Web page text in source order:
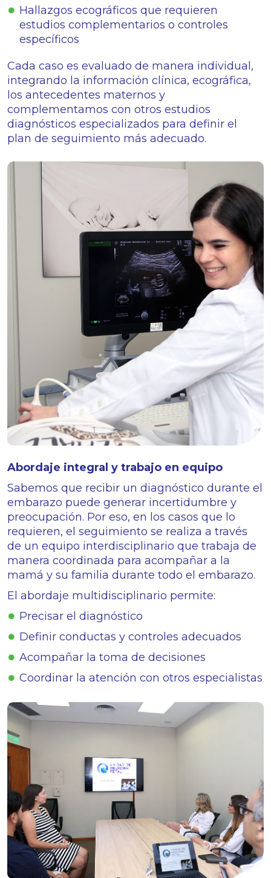
Hallazgos ecográficos que requieren
estudios complementarios o controles
específicos
Cada caso es evaluado de manera individual,
integrando la información clínica, ecográfica,
los antecedentes maternos y
complementamos con otros estudios
diagnósticos especializados para definir el
plan de seguimiento más adecuado.
Abordaje integral y trabajo en equipo
Sabemos que recibir un diagnóstico durante el
embarazo puede generar incertidumbre y
preocupación. Por eso, en los casos que lo
requieren, el seguimiento se realiza a través
de un equipo interdisciplinario que trabaja de
manera coordinada para acompañar a la
mamá y su familia durante todo el embarazo.
El abordaje multidisciplinario permite:
Precisar el diagnóstico
Definir conductas y controles adecuados
Acompañar la toma de decisiones
Coordinar la atención con otros especialistas